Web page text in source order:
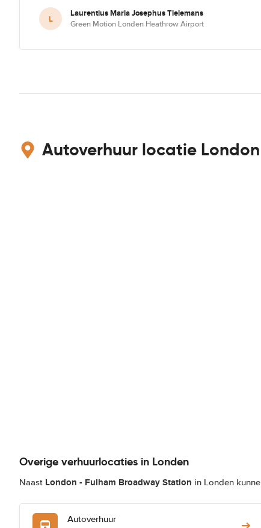
L Laurentius Maria Josephus Tielemans
Green Motion Londen Heathrow Airport
Autoverhuur locatie
Overige verhuurlocaties in Londen
Naast London - Fulham Broadway Station in Londen
Autoverhuur